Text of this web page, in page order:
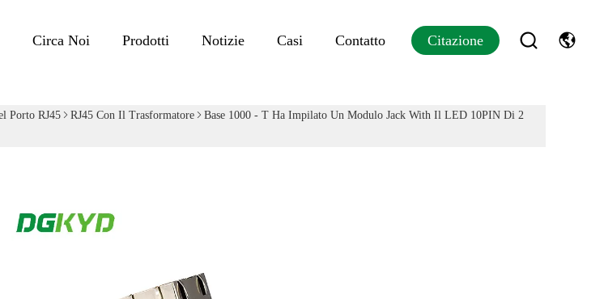
Circa Noi Prodotti Notizie Casi Contatto Citazione
Porto RJ45 RJ45 Con Il Trasformatore
Base 1000 - T Ha Impilato Un Modulo Jack With Il LED 10PIN Di 2